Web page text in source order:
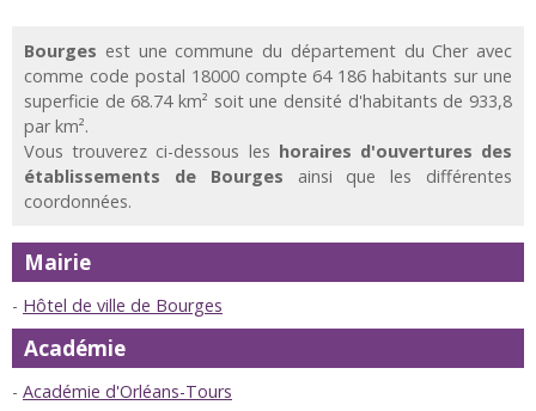
Bourges est une commune du département du Cher avec
comme code postal 18000 compte 64 186 habitants sur une
superficie de 68.74 km² soit une densité d'habitants de 933,8
par km².
Vous trouverez ci-dessous les horaires d'ouvertures des
établissements de Bourges ainsi que les différentes
coordonnées.
Mairie
Hôtel de ville de Bourges
Académie
Académie d'Orléans-Tours